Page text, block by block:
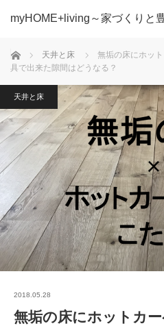
myHOME+living～家づくりと
ホーム 天井と床
無垢の床にホッ
具で出来た隙間はどうなる？
天井と床
2018.05.28
無垢の床にホットカ